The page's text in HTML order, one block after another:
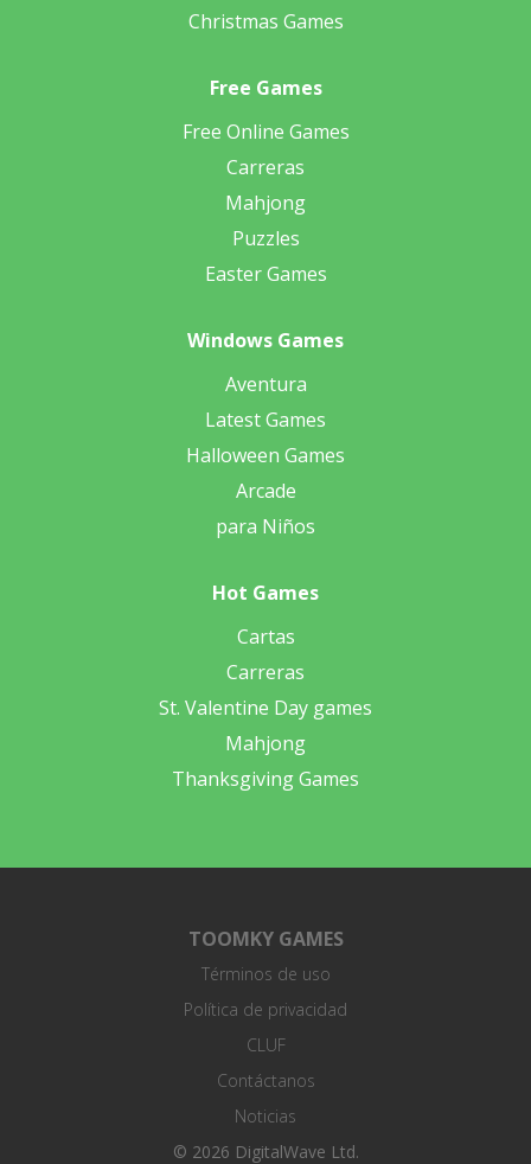
Christmas Games
Free Games
Free Online Games
Carreras
Mahjong
Puzzles
Easter Games
Windows Games
Aventura
Latest Games
Halloween Games
Arcade
para Niños
Hot Games
Cartas
Carreras
St. Valentine Day games
Mahjong
Thanksgiving Games
TOOMKY GAMES
Términos de uso
Política de privacidad
CLUF
Contáctanos
Noticias
© 2026 DigitalWave Ltd.